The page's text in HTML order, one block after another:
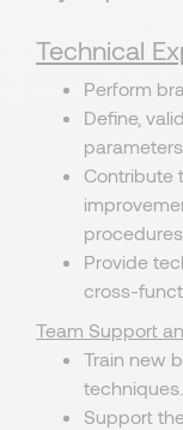
Technical
Perform
Define,
parameters.
Contribute
procedures.
Provide
cross-
Team Support
Train new
techniques.
Support